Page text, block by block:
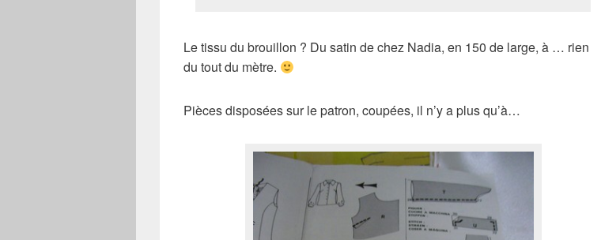
Le tissu du brouillon ? Du satin de chez Nadia, en 150 de large, à … rien
du tout du mètre.
Pièces disposées sur le patron, coupées, il n’y a plus qu’à…